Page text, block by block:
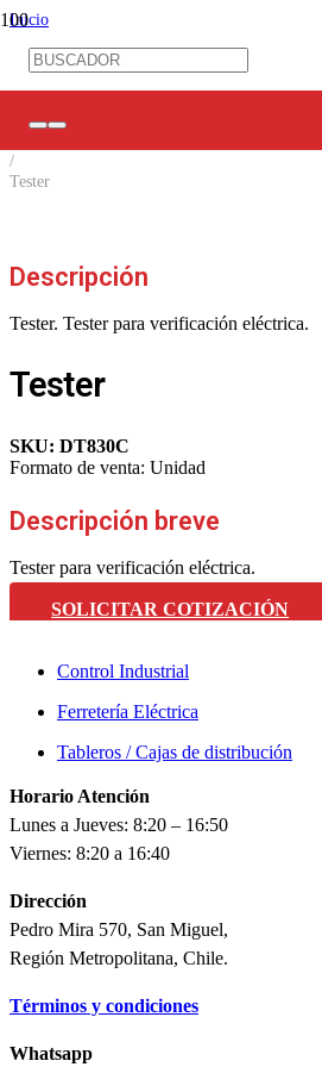
Inicio
Ferretería Eléctrica
/
Tester
Descripción
Tester. Tester para verificación eléctrica.
Tester
SKU: DT830C
Formato de venta: Unidad
Descripción breve
Tester para verificación eléctrica.
SOLICITAR COTIZACIÓN
Control Industrial
Ferretería Eléctrica
Tableros / Cajas de distribución
Horario Atención
Lunes a Jueves: 8:20 – 16:50
Viernes: 8:20 a 16:40
Dirección
Pedro Mira 570, San Miguel,
Región Metropolitana, Chile.
Términos y condiciones
Whatsapp